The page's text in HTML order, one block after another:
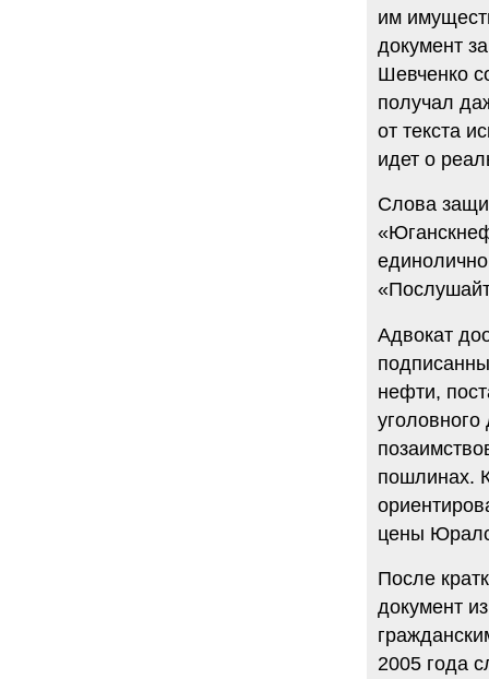
им
документ
Шевченко
получал
от текста
идет о
Слова
Адвокат
нефти,
пошлинах.
цены
После
документ
2005 года